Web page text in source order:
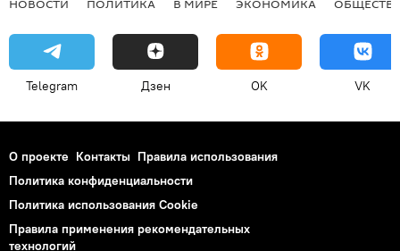
НОВОСТИ ПОЛИТИКА В МИРЕ ЭКОНОМИКА
Telegram Дзен OK VK
О проекте Контакты Правила использования
Политика конфиденциальности
Политика использования Cookie
Правила применения рекомендательных
технологий